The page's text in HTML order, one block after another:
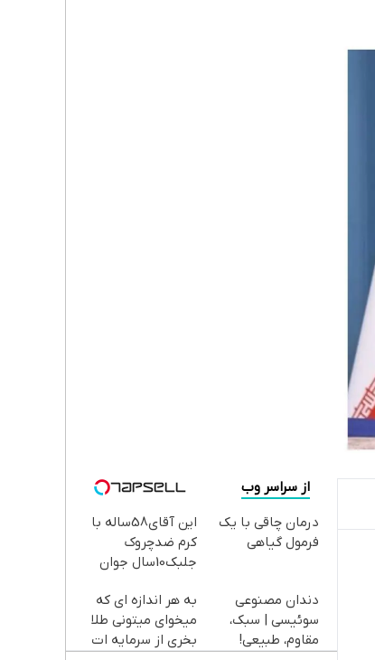
از سراسر وب
درمان چاقی با یک
فرمول گیاهی
این آقای58ساله با
کرم ضدچروک
جلبک10سال جوان
تخفیف)
دندان مصنوعی
سوئیسی | سبک،
مقاوم، طبیعی!
به هر اندازه ای که
میخوای میتونی طلا
بخری از سرمایه ات